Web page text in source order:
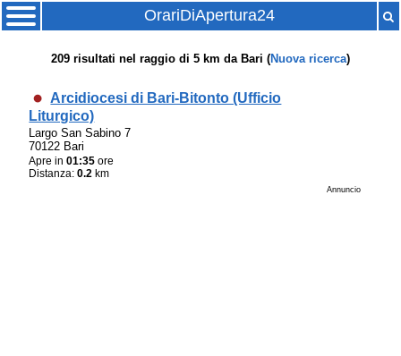
OrariDiApertura24
209 risultati nel raggio di 5 km da Bari (Nuova ricerca)
Arcidiocesi di Bari-Bitonto (Ufficio
Liturgico)
Largo San Sabino 7
70122 Bari
Apre in01:35 ore
Distanza:0.2 km
Annuncio